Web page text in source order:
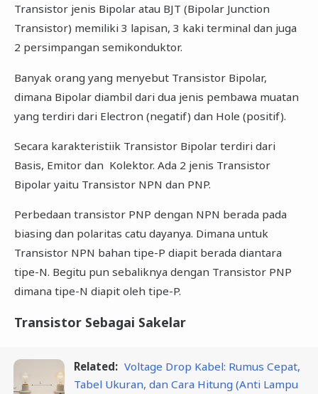
Transistor jenis Bipolar atau BJT (Bipolar Junction
Transistor) memiliki 3 lapisan, 3 kaki terminal dan juga
2 persimpangan semikonduktor.
Banyak orang yang menyebut Transistor Bipolar,
dimana Bipolar diambil dari dua jenis pembawa muatan
yang terdiri dari Electron (negatif) dan Hole (positif).
Secara karakteristiik Transistor Bipolar terdiri dari
Basis, Emitor dan Kolektor. Ada 2 jenis Transistor
Bipolar yaitu Transistor NPN dan PNP.
Perbedaan transistor PNP dengan NPN berada pada
biasing dan polaritas catu dayanya. Dimana untuk
Transistor NPN bahan tipe-P diapit berada diantara
tipe-N. Begitu pun sebaliknya dengan Transistor PNP
dimana tipe-N diapit oleh tipe-P.
Transistor Sebagai Sakelar
Related: Voltage Drop Kabel: Rumus Cepat,
Tabel Ukuran, dan Cara Hitung (Anti Lampu